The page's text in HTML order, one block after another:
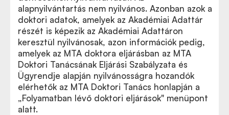
alapnyilvántartás nem nyilvános. Azonban azok a
doktori adatok, amelyek az Akadémiai Adattár
részét is képezik az Akadémiai Adattáron
keresztül nyilvánosak, azon információk pedig,
amelyek az MTA doktora eljárásban az MTA
Doktori Tanácsának Eljárási Szabályzata és
Ügyrendje alapján nyilvánosságra hozandók
elérhetők az MTA Doktori Tanács honlapján a
„Folyamatban lévő doktori eljárások" menüpont
alatt.